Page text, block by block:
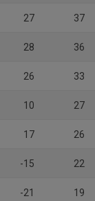
27 37
28 36
26 33
10 27
17 26
-15 22
-21 19